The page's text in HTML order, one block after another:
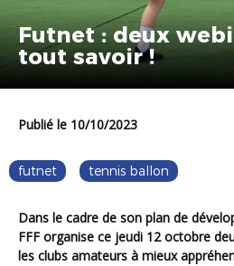
Futnet : deux
tout savoir !
Publié le 10/10/2023
futnet tennis ballon
Dans le cadre de son plan de
FFF organise ce jeudi 12 octobre
les clubs amateurs à mieux